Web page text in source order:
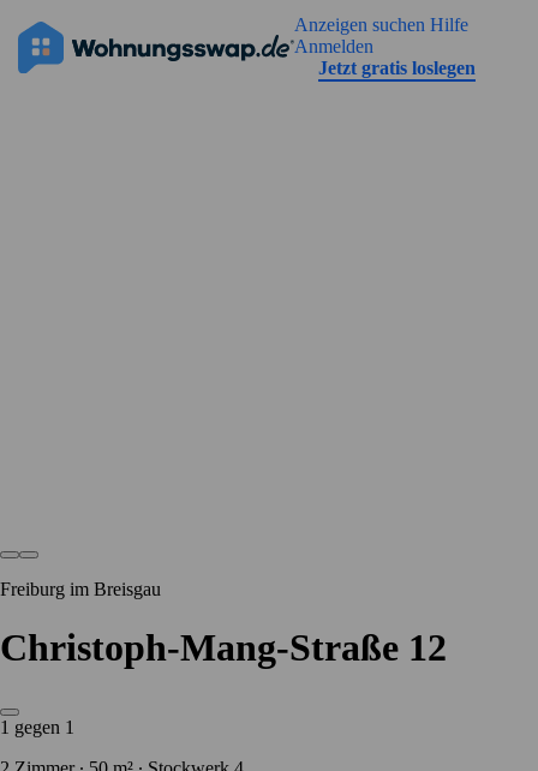
Anzeigen suchen Hilfe
Anmelden
Jetzt gratis loslegen
Die Anzeige hat noch keine Bilder
Straßenansicht
Freiburg im Breisgau
Christoph-Mang-Straße 12
1 gegen 1